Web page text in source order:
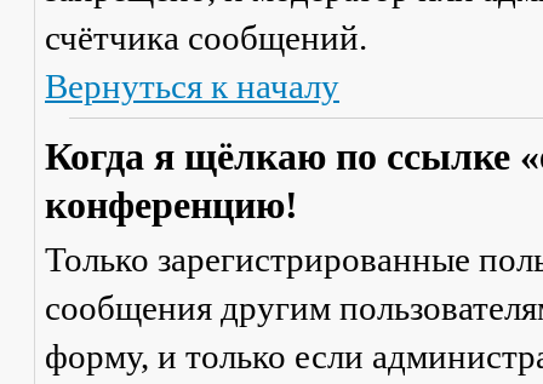
счётчика сообщений.
Вернуться к началу
Когда я щёлкаю по ссылке
конференцию!
Только зарегистрированные
сообщения другим
форму, и только если